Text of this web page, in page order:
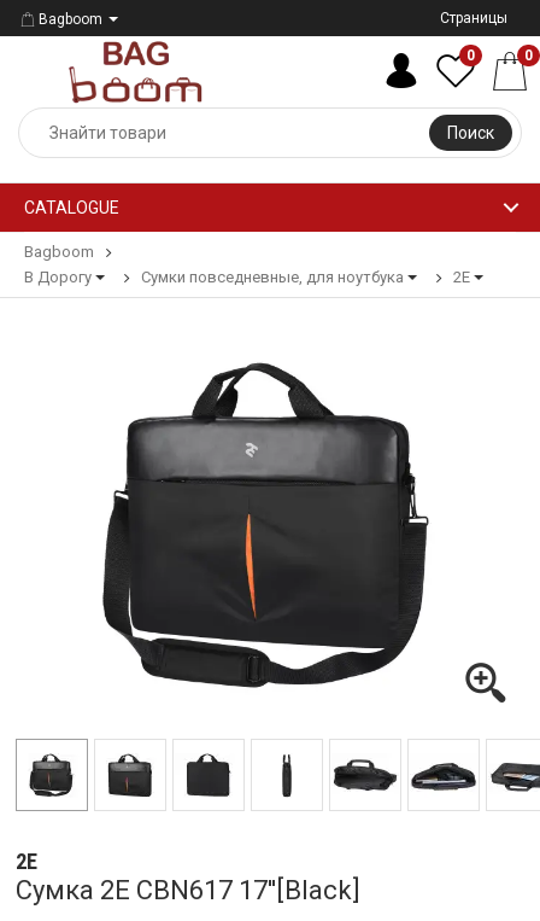
Bagboom Страницы
Поиск
0 0
CATALOGUE
Bagboom
В Дорогу
Сумки повседневные, для ноутбука 2E
2E
Сумка 2E CBN617 17''[Black]